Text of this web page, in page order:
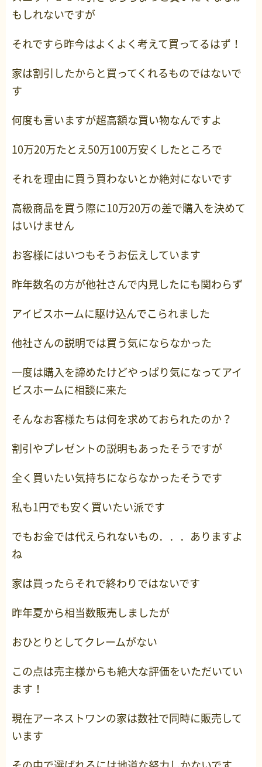
もしれないですが
それですら昨今はよくよく考えて買ってるはず！
家は割引したからと買ってくれるものではないで
す
何度も言いますが超高額な買い物なんですよ
10万20万たとえ50万100万安くしたところで
それを理由に買う買わないとか絶対にないです
高級商品を買う際に10万20万の差で購入を決めて
はいけません
お客様にはいつもそうお伝えしています
昨年数名の方が他社さんで内見したにも関わらず
アイビスホームに駆け込んでこられました
他社さんの説明では買う気にならなかった
一度は購入を諦めたけどやっぱり気になってアイ
ビスホームに相談に来た
そんなお客様たちは何を求めておられたのか？
割引やプレゼントの説明もあったそうですが
全く買いたい気持ちにならなかったそうです
私も1円でも安く買いたい派です
でもお金では代えられないもの．．．ありますよ
ね
家は買ったらそれで終わりではないです
昨年夏から相当数販売しましたが
おひとりとしてクレームがない
この点は売主様からも絶大な評価をいただいてい
ます！
現在アーネストワンの家は数社で同時に販売して
います